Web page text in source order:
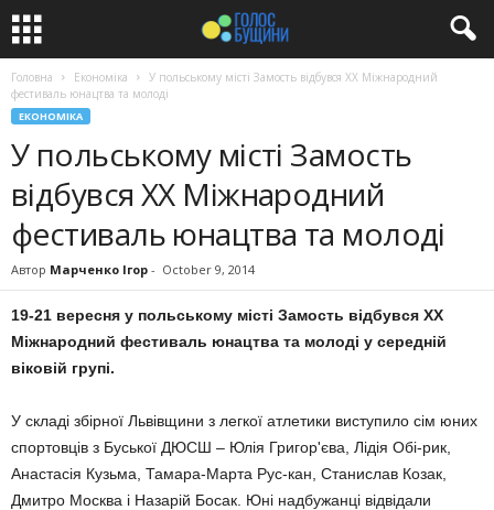
Головна Економіка
У польському місті Замость відбувся XX Міжнародний
фестиваль юнацтва та молоді
ЕКОНОМІКА
У польському місті Замость
відбувся XX Міжнародний
фестиваль юнацтва та молоді
Автор Марченко Ігор - October 9, 2014
19-21 вересня у польському місті Замость відбувся XX
Міжнародний фестиваль юнацтва та молоді у середній
віковій групі.
У складі збірної Львівщини з легкої атлетики виступило сім юних
спортовців з Буської ДЮСШ – Юлія Григор'єва, Лідія Обі-рик,
Анастасія Кузьма, Тамара-Марта Рус-кан, Станислав Козак,
Дмитро Москва і Назарій Босак. Юні надбужанці відвідали